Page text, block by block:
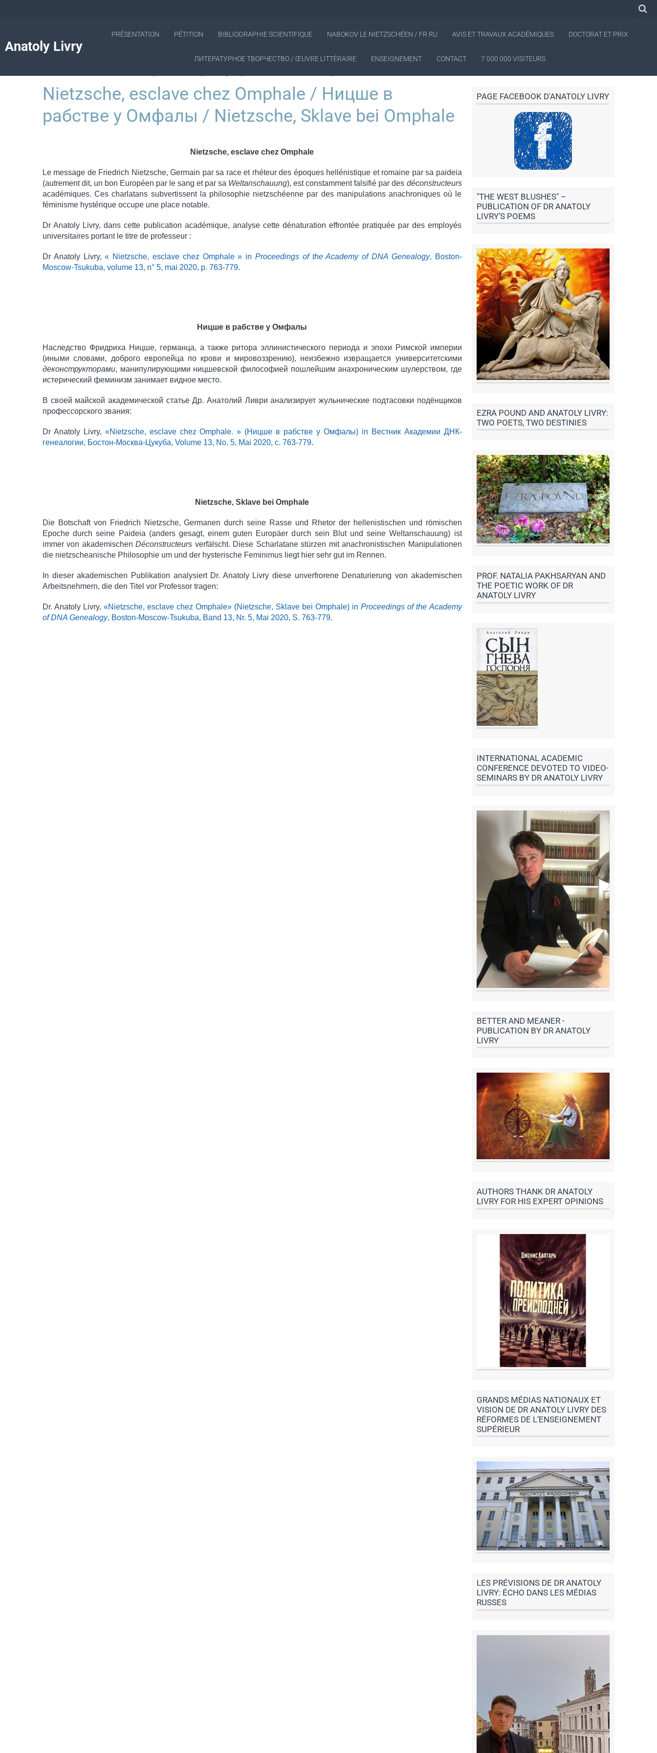
Anatoly Livry
PRÉSENTATION PÉTITION BIBLIOGRAPHIE SCIENTIFIQUE NABOKOV LE NIETZSCHÉEN / FR RU AVIS ET TRAVAUX ACADÉMIQUES DOCTORAT ET PRIX
ЛИТЕРАТУРНОЕ ТВОРЧЕСТВО / ŒUVRE LITTÉRAIRE ENSEIGNEMENT CONTACT 7 000 000 VISITEURS
Nietzsche, esclave chez Omphale / Ницше в
рабстве у Омфалы / Nietzsche, Sklave bei Omphale
Nietzsche, esclave chez Omphale
Le message de Friedrich Nietzsche, Germain par sa race et rhéteur des époques hellénistique et romaine par sa paideia
(autrement dit, un bon Européen par le sang et par sa Weltanschauung), est constamment falsifié par des déconstructeurs
académiques. Ces charlatans subvertissent la philosophie nietzschéenne par des manipulations anachroniques où le
féminisme hystérique occupe une place notable.
Dr Anatoly Livry, dans cette publication académique, analyse cette dénaturation effrontée pratiquée par des employés
universitaires portant le titre de professeur :
Dr Anatoly Livry,« Nietzsche, esclave chez Omphale » in Proceedings of the Academy of DNA Genealogy, Boston-
Moscow-Tsukuba, volume 13, n° 5, mai 2020, p. 763-779.
Ницше в рабстве у Омфалы
Наследство Фридриха Ницше, германца, а также ритора эллинистического периода и эпохи Римской империи
(иными словами, доброго европейца по крови и мировоззрению), неизбежно извращается университетскими
деконструкторами, манипулирующими ницшевской философией пошлейшим анахроническим шулерством, где
истерический феминизм занимает видное место.
В своей майской академической статье Др. Анатолий Ливри анализирует жульнические подтасовки подёнщиков
профессорского звания:
Dr Anatoly Livry, «Nietzsche, esclave chez Omphale. » (Ницше в рабстве у Омфалы) in Вестник Академии ДНК-
генеалогии, Бостон-Moсква-Цукуба, Volume 13, No. 5, Mai 2020, c. 763-779.
Nietzsche, Sklave bei Omphale
Die Botschaft von Friedrich Nietzsche, Germanen durch seine Rasse und Rhetor der hellenistischen und römischen
Epoche durch seine Paideia (anders gesagt, einem guten Europäer durch sein Blut und seine Weltanschauung) ist
immer von akademischenDéconstructeurs verfälscht. Diese Scharlatane stürzen mit anachronistischen Manipulationen
die nietzscheanische Philosophie um und der hysterische Feminimus liegt hier sehr gut im Rennen.
In dieser akademischen Publikation analysiert Dr. Anatoly Livry diese unverfrorene Denaturierung von akademischen
Arbeitsnehmern, die den Titel vor Professor tragen:
Dr. Anatoly Livry,«Nietzsche, esclave chez Omphale» (Nietzsche, Sklave bei Omphale) inProceedings of the Academy
of DNA Genealogy, Boston-Moscow-Tsukuba, Band 13, Nr. 5, Mai 2020, S. 763-779.
PAGE FACEBOOK D'ANATOLY LIVRY
"THE WEST BLUSHES" –
PUBLICATION OF DR ANATOLY
LIVRY’S POEMS
EZRA POUND AND ANATOLY LIVRY:
TWO POETS, TWO DESTINIES
PROF. NATALIA PAKHSARYAN AND
THE POETIC WORK OF DR
ANATOLY LIVRY
INTERNATIONAL ACADEMIC
CONFERENCE DEVOTED TO VIDEO-
SEMINARS BY DR ANATOLY LIVRY
BETTER AND MEANER -
PUBLICATION BY DR ANATOLY
LIVRY
AUTHORS THANK DR ANATOLY
LIVRY FOR HIS EXPERT OPINIONS
GRANDS MÉDIAS NATIONAUX ET
VISION DE DR ANATOLY LIVRY DES
RÉFORMES DE L’ENSEIGNEMENT
SUPÉRIEUR
LES PRÉVISIONS DE DR ANATOLY
LIVRY: ÉCHO DANS LES MÉDIAS
RUSSES